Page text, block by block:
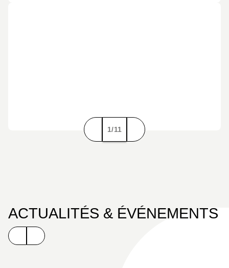
1/11
ACTUALITÉS & ÉVÉNEMENTS